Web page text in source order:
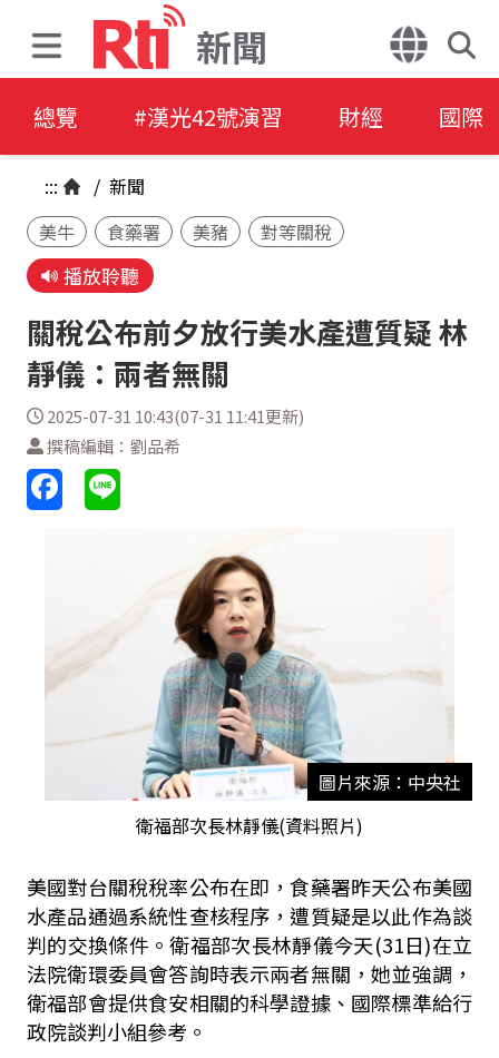
新聞
總覽 #漢光42號演習 財經 國際
::: / 新聞
美牛
食藥署 美豬 對等關稅
播放聆聽
關稅公布前夕放行美水產遭質疑 林
靜儀：兩者無關
2025-07-31 10:43(07-31 11:41更新)
撰稿編輯：劉品希
圖片來源：中央社
衛福部次長林靜儀(資料照片)
美國對台關稅稅率公布在即，食藥署昨天公布美國
水產品通過系統性查核程序，遭質疑是以此作為談
判的交換條件。衛福部次長林靜儀今天(31日)在立
法院衛環委員會答詢時表示兩者無關，她並強調，
衛福部會提供食安相關的科學證據、國際標準給行
政院談判小組參考。